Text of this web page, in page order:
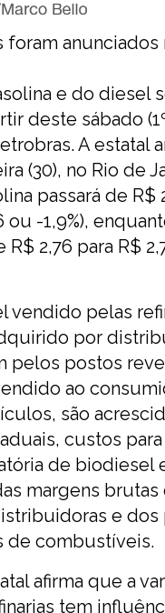
foram anunciados
e do diesel
deste sábado
A estatal
(30), no Rio de
passará de R$
ou -1,9%),
2,76 para R$
vendido pelas
por
pelos postos
ao
são
custos
de biodiesel
margens brutas
e dos
de combustíveis.
afirma que a
tem